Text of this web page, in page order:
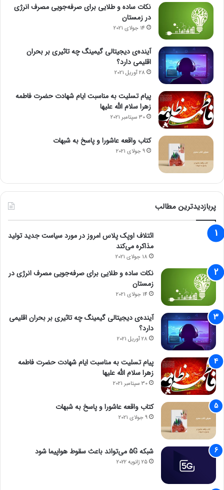
Volume Edition Disk (Build 17763.1999)
windows server
windows server 2019 updated jun 2012
windows server2019
نحوه فعال سازی برای دیسک Volume
ویندوز سرور 2019
نکات ساده و طلایی برای صرفه‌جویی مصرف انرژی
در زمستان
14 جولای 2021
آینده‌ی دیجیتالی گیمینگ چه تاثیری بر بحران
اقلیمی دارد؟
28 آوریل 2021
پیام تسلیت به مناسبت ایام شهادت حضرت فاطمه
زهرا سلام الله علیها
30 سپتامبر 2021
کتاب واقعه عاشورا و پاسخ به شبهات
9 جولای 2021
پربازدیدترین مطالب
ائتلاف اوپک پلاس امروز در مورد سیاست جدید تولید
مذاکره می‌کند
18 جولای 2021
نکات ساده و طلایی برای صرفه‌جویی مصرف انرژی در
زمستان
14 جولای 2021
آینده‌ی دیجیتالی گیمینگ چه تاثیری بر بحران اقلیمی
دارد؟
28 آوریل 2021
پیام تسلیت به مناسبت ایام شهادت حضرت فاطمه
زهرا سلام الله علیها
30 سپتامبر 2021
کتاب واقعه عاشورا و پاسخ به شبهات
9 جولای 2021
شبکه 5G می‌تواند باعث سقوط هواپیما شود
25 ژانویه 2022